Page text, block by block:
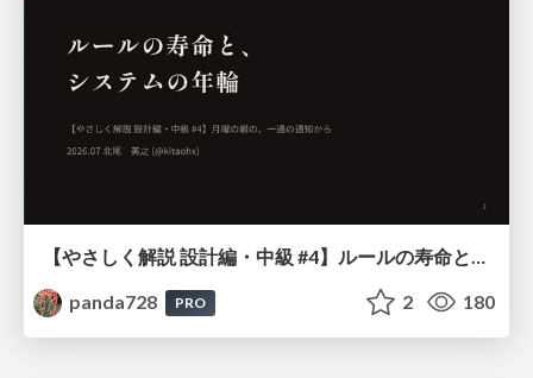
【やさしく解説 設計編・中級 #4】ルールの寿命と、システムの年輪
panda728
PRO 2 180